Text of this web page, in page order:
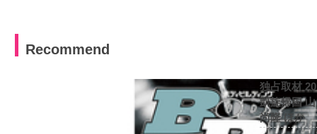
Recommend
独占取材
凱旋帰国
尚隆 ほか